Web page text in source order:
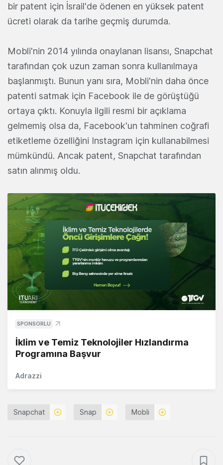
bir patent için İsrail'de ödenen en yüksek patent
ücreti olarak da tarihe geçmiş durumda.
Mobli'nin 2014 yılında onaylanan lisansı, Snapchat
tarafından çok uzun zaman sonra kullanılmaya
başlanmıştı. Bunun yanı sıra, Mobli'nin daha önce
patenti satmak için Facebook ile de görüştüğü
ortaya çıktı. Konuyla ilgili resmi bir açıklama
gelmemiş olsa da, Facebook'un tahminen coğrafi
etiketleme özelliğini Instagram için kullanabilmesi
mümkündü. Ancak patent, Snapchat tarafından
satın alınmış oldu.
SPONSORLU
İklim ve Temiz Teknolojiler Hızlandırma
Programına Başvur
Adrazzi
Snapchat Snap Mobli